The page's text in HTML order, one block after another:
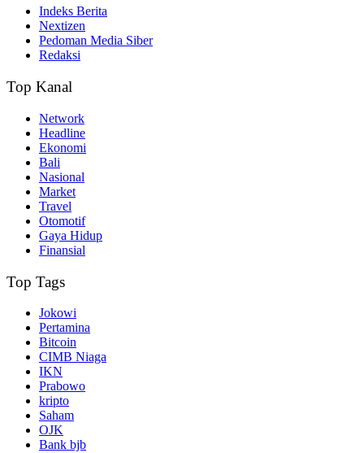
Indeks Berita
Nextizen
Pedoman Media Siber
Redaksi
Top Kanal
Network
Headline
Ekonomi
Bali
Nasional
Market
Travel
Otomotif
Gaya Hidup
Finansial
Top Tags
Jokowi
Pertamina
Bitcoin
CIMB Niaga
IKN
Prabowo
kripto
Saham
OJK
Bank bjb